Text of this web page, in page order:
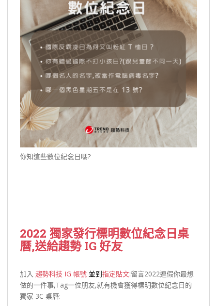
你知這些數位紀念日嗎?
2022 獨家發行標明數位紀念日桌
曆,送給趨勢 IG 好友
加入 趨勢科技 IG 帳號 並到指定貼文:留言2022連假你最想
做的一件事,Tag一位朋友,就有機會獲得標明數位紀念日的
獨家 3C 桌曆: